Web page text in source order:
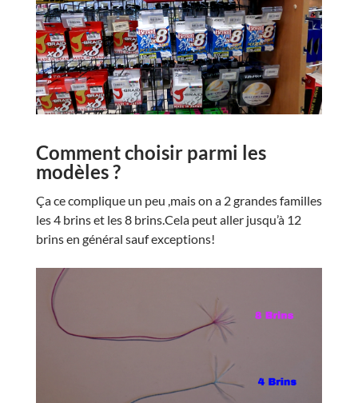
Comment choisir parmi les
modèles ?
Ça ce complique un peu ,mais on a 2 grandes familles
les 4 brins et les 8 brins.Cela peut aller jusqu’à 12
brins en général sauf exceptions!